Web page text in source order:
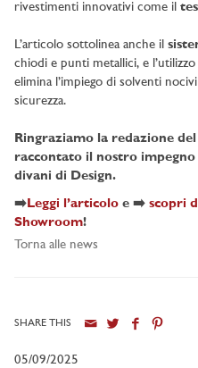
rivestimenti innovativi come il
L’articolo sottolinea anche il
chiodi e punti metallici, e l’utilizzo
elimina l’impiego di solventi
sicurezza.
Ringraziamo la redazione
raccontato il nostro
divani di Design.
➡️Leggi l’articolo e ➡️ scopri
Showroom!
Torna alle news
SHARE THIS
05/09/2025